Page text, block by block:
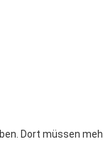
Dort müssen